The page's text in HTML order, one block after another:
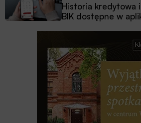
Historia kredytowa
BIK dostępne w